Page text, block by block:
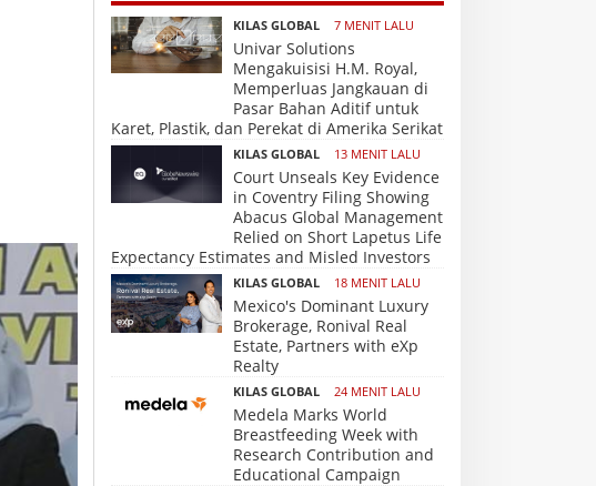
KILAS GLOBAL 7 MENIT LALU
Univar Solutions
Mengakuisisi H.M. Royal,
Memperluas Jangkauan di
Pasar Bahan Aditif untuk
Karet, Plastik, dan Perekat di Amerika Serikat
KILAS GLOBAL 13 MENIT LALU
Court Unseals Key Evidence
in Coventry Filing Showing
Abacus Global Management
Relied on Short Lapetus Life
Expectancy Estimates and Misled Investors
KILAS GLOBAL 18 MENIT LALU
Mexico's Dominant Luxury
Brokerage, Ronival Real
Estate, Partners with eXp
Realty
KILAS GLOBAL 24 MENIT LALU
Medela Marks World
Breastfeeding Week with
Research Contribution and
Educational Campaign